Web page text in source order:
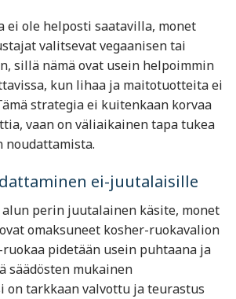
ei ole helposti saatavilla, monet
valitsevat vegaanisen tai
sillä nämä ovat usein helpoimmin
kun lihaa ja maitotuotteita ei
strategia ei kuitenkaan korvaa
vaan on väliaikainen tapa tukea
noudattamista.
ei-juutalaisille
alun perin juutalainen käsite, monet
omaksuneet kosher-ruokavalion
pidetään usein puhtaana ja
säädösten mukainen
on tarkkaan valvottu ja teurastus